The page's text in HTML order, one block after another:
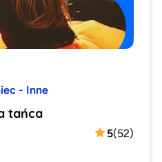
- Inne
tańca
5(52)